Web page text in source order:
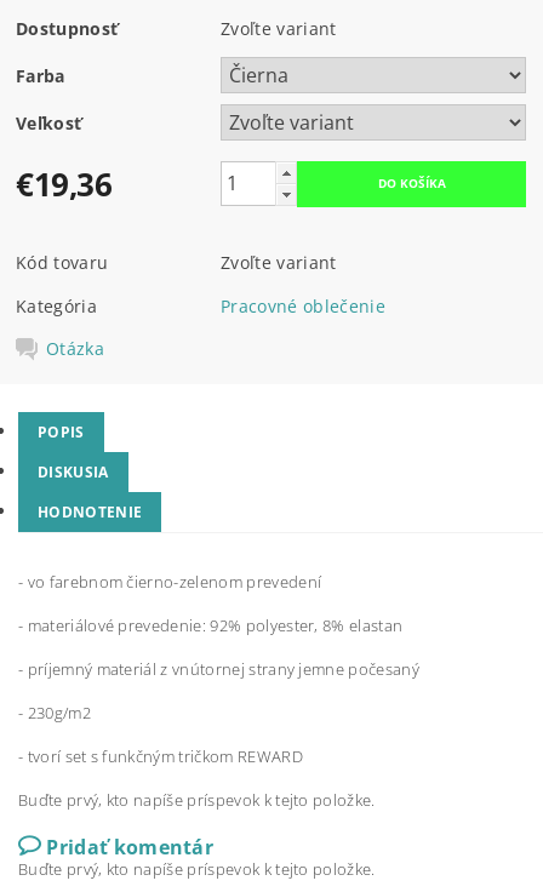
Dostupnosť Zvoľte variant
Farba
Veľkosť
€19,36
Kód tovaru
Zvoľte variant
Kategória
Pracovné oblečenie
Otázka
POPIS
DISKUSIA
HODNOTENIE
- vo farebnom čierno-zelenom prevedení
- materiálové prevedenie: 92% polyester, 8% elastan
- príjemný materiál z vnútornej strany jemne počesaný
- 230g/m2
- tvorí set s funkčným tričkom REWARD
Buďte prvý, kto napíše príspevok k tejto položke.
Pridať komentár
Buďte prvý, kto napíše príspevok k tejto položke.